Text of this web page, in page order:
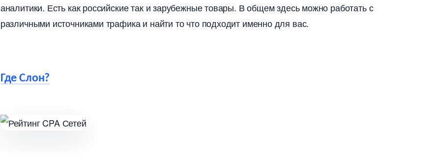
аналитики. Есть как российские так и зарубежные товары. В общем здесь можно работать с
различными источниками трафика и найти то что подходит именно для вас.
Где Слон?